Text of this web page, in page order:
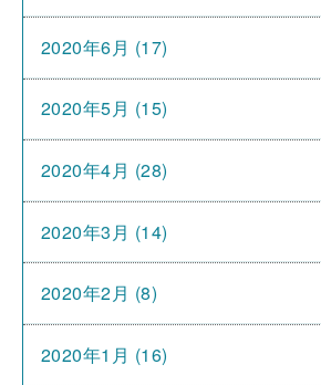
2020年6月 (17)
2020年5月 (15)
2020年4月 (28)
2020年3月 (14)
2020年2月 (8)
2020年1月 (16)